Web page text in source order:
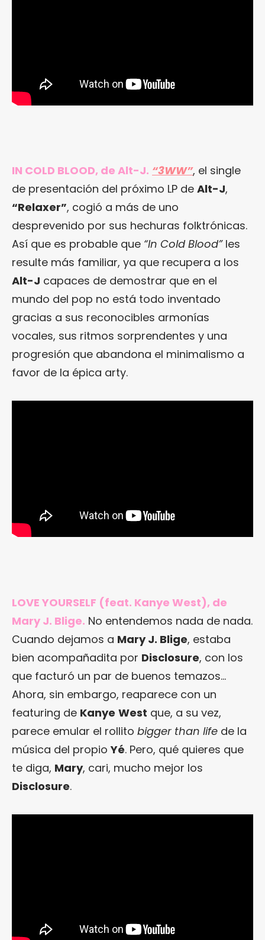
IN COLD BLOOD, de Alt-J. “3WW”, el single
de presentación del próximo LP de Alt-J,
“Relaxer”, cogió a más de uno
desprevenido por sus hechuras folktrónicas.
Así que es probable que “In Cold Blood”les
resulte más familiar, ya que recupera a los
Alt-J capaces de demostrar que en el
mundo del pop no está todo inventado
gracias a sus reconocibles armonías
vocales, sus ritmos sorprendentes y una
progresión que abandona el minimalismo a
favor de la épica arty.
LOVE YOURSELF (feat. Kanye West), de
Mary J. Blige. No entendemos nada de nada.
Cuando dejamos a Mary J. Blige, estaba
bien acompañadita por Disclosure, con los
que facturó un par de buenos temazos…
Ahora, sin embargo, reaparece con un
featuring de Kanye West que, a su vez,
parece emular el rollito bigger than life de la
música del propioYé. Pero, qué quieres que
te diga, Mary, cari, mucho mejor los
Disclosure.